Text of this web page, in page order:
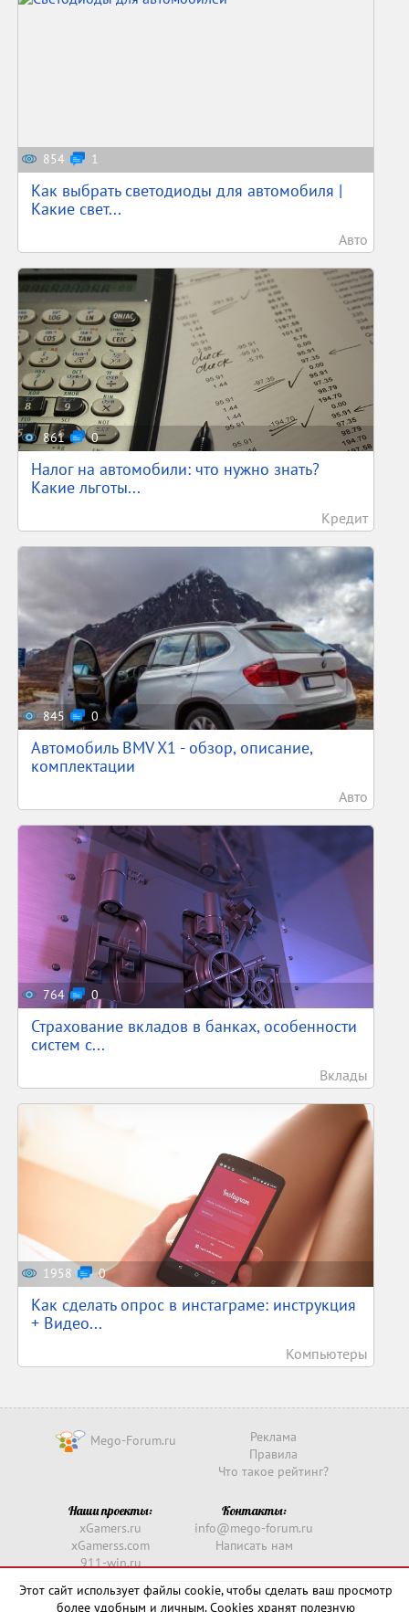
854 1
Как выбрать светодиоды для автомобиля |
Какие свет...
Авто
861 0
Налог на автомобили: что нужно знать?
Какие льготы...
Кредит
845 0
Автомобиль BMV X1 - обзор, описание,
комплектации
Авто
764 0
Страхование вкладов в банках, особенности
систем с...
Вклады
1958 0
Как сделать опрос в инстаграме: инструкция
+ Видео...
Компьютеры
Mego-Forum.ru
Реклама
Правила
Что такое рейтинг?
Наши проекты:
xGamers.ru
xGamerss.com
911-win.ru
Контакты:
info@mego-forum.ru
Написать нам
Этот сайт использует файлы cookie, чтобы сделать ваш просмотр
более удобным и личным. Cookies хранят полезную